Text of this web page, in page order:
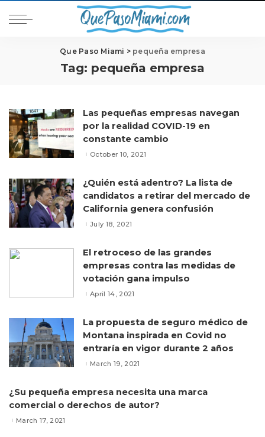
Que Paso Miami > pequeña empresa
Tag: pequeña empresa
Las pequeñas empresas navegan
por la realidad COVID-19 en
constante cambio
October 10, 2021
¿Quién está adentro? La lista de
candidatos a retirar del mercado de
California genera confusión
July 18, 2021
El retroceso de las grandes
empresas contra las medidas de
votación gana impulso
April 14, 2021
La propuesta de seguro médico de
Montana inspirada en Covid no
entraría en vigor durante 2 años
March 19, 2021
¿Su pequeña empresa necesita una marca
comercial o derechos de autor?
March 17, 2021